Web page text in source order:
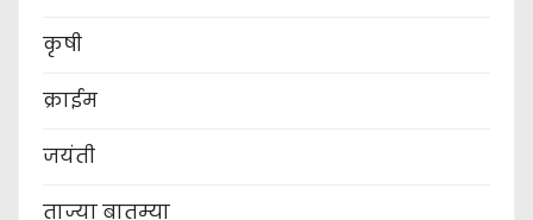
कृषी
क्राईम
जयंती
ताज्या बातम्या